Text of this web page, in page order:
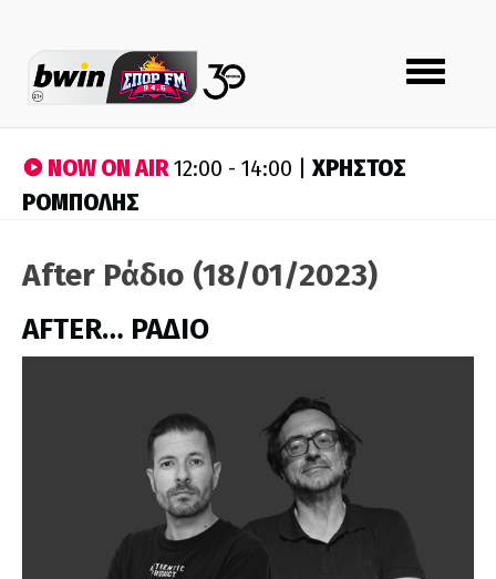
Toggle
navigation
NOW ON AIR12:00 - 14:00 | ΧΡΗΣΤΟΣ
ΡΟΜΠΟΛΗΣ
After Ράδιο (18/01/2023)
AFTER… ΡΑΔΙΟ